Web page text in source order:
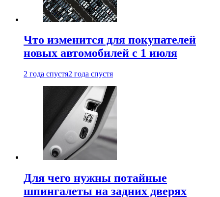
Что изменится для покупателей
новых автомобилей с 1 июля
2 года спустя2 года спустя
Для чего нужны потайные
шпингалеты на задних дверях